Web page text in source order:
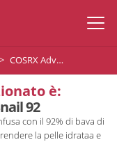
COSRX Advanced Snail 92
è:
92
con il 92% di bava di
la pelle idrataa e